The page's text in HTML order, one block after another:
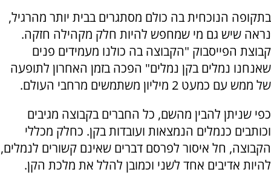
בתקופה הנוכחית בה כולם מסתגרים בבית יותר מהרגיל,
נראה שיש גם מי שמחפש להיות חלק מקהילה חזקה.
קבוצת הפייסבוק "הקבוצה בה כולנו מעמידים פנים
שאנחנו נמלים בקן נמלים" הפכה בזמן האחרון לתופעה
של ממש עם כמעט 2 מיליון משתמשים מרחבי העולם.
כפי שניתן להבין מהשם, כל החברים בקבוצה מגיבים
וכותבים כנמלים הנמצאות ועובדות בקן. כחלק מכללי
הקבוצה, חל איסור לפרסם דברים שאינם קשורים לנמלים,
להיות אדיבים אחד לשני וכמובן להלל את מלכת הקן.